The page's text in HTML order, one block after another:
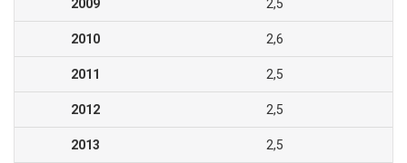
2009 2,5
2010 2,6
2011 2,5
2012 2,5
2013 2,5